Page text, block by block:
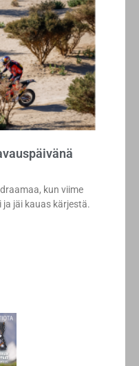
kun viime
ja jäi kauas kärjestä.